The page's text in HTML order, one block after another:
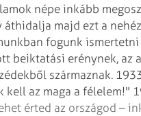
népe inkább
majd ezt a
fogunk
beiktatási erénynek, az
származnak.
az maga a félelem!"
érted az országod –